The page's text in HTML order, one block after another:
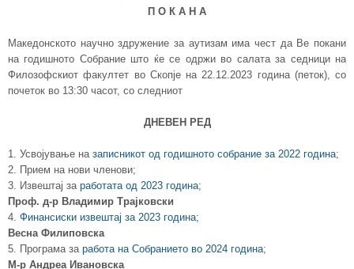
П О К А Н А
Македонското научно здружение за аутизам има чест да Ве покани
на годишното Собрание што ќе се одржи во салата за седници на
Филозофскиот факултет во Скопје на 22.12.2023 година (петок), со
почеток во 13:30 часот, со следниот
ДНЕВЕН РЕД
1. Усвојување на записникот од годишното собрание за 2022 година;
2. Прием на нови членови;
3. Извештај за работата од 2023 година;
Проф. д-р Владимир Трајковски
4. Финансиски извештај за 2023 година;
Весна Филиповска
5. Програма за работа на Собранието во 2024 година;
М-р Андреа Ивановска